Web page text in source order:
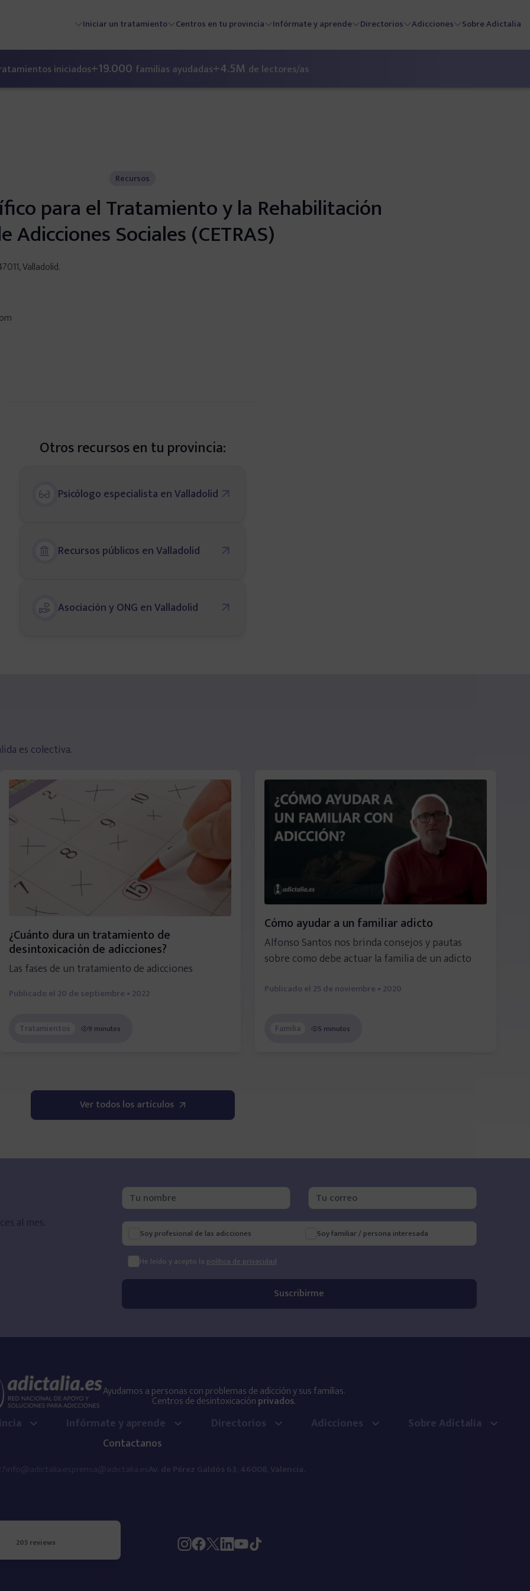
Iniciar un tratamiento Centros en tu provincia Infórmate y aprende Directorios Adicciones Sobre Adictalia
iniciados+19.000 familias ayudadas+4.5M de lectores/as
Recursos
para el Tratamiento y la Rehabilitación
Adicciones Sociales (CETRAS)
Valladolid.
Otros recursos en tu provincia:
Psicólogo especialista en Valladolid
Recursos públicos en Valladolid
Asociación y ONG en Valladolid
es colectiva.
¿Cuánto dura un tratamiento de
desintoxicación de adicciones?
Las fases de un tratamiento de adicciones
Publicado el 20 de septiembre • 2022
Tratamientos 9 minutos
Cómo ayudar a un familiar adicto
Alfonso Santos nos brinda consejos y pautas
sobre como debe actuar la familia de un adicto
Publicado el 25 de noviembre • 2020
Familia 5 minutos
Ver todos los artículos
al mes.
Soy profesional de las adicciones Soy familiar / persona interesada
He leído y acepto la política de privacidad
Ayudamos a personas con problemas de adicción y sus familias.
Centros de desintoxicaciónprivados.
Infórmate y aprende Directorios Adicciones
Sobre Adictalia
Contactanos
info@adictalia.es prensa@adictalia.es Av. de Pérez Galdós 63, 46008, Valencia.
205 reviews